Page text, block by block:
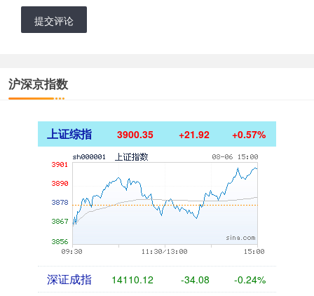
提交评论
沪深京指数
上证综指 3900.35 +21.92 +0.57%
深证成指 14110.12 -34.08 -0.24%